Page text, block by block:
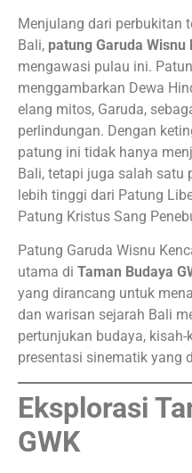
Menjulang dari perbukitan
Bali, patung Garuda Wisnu
mengawasi pulau ini.
menggambarkan Dewa
elang mitos, Garuda,
perlindungan. Dengan
patung ini tidak hanya
Bali, tetapi juga salah
lebih tinggi dari Patung
Patung Kristus Sang
Patung Garuda Wisnu
utama di Taman Budaya
yang dirancang untuk
dan warisan sejarah Bali
pertunjukan budaya, kisah-
presentasi sinematik yang
Eksplorasi
GWK